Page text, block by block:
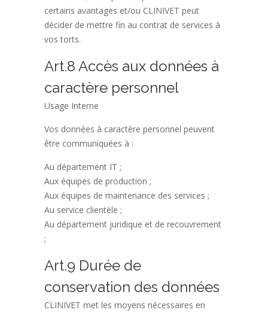
certains avantages et/ou CLINIVET peut
décider de mettre fin au contrat de services à
vos torts.
Art.8 Accès aux données à
caractère personnel
Usage Interne
Vos données à caractère personnel peuvent
être communiquées à :
Au département IT ;
Aux équipes de production ;
Aux équipes de maintenance des services ;
Au service clientèle ;
Au département juridique et de recouvrement
;
Art.9 Durée de
conservation des données
CLINIVET met les moyens nécessaires en